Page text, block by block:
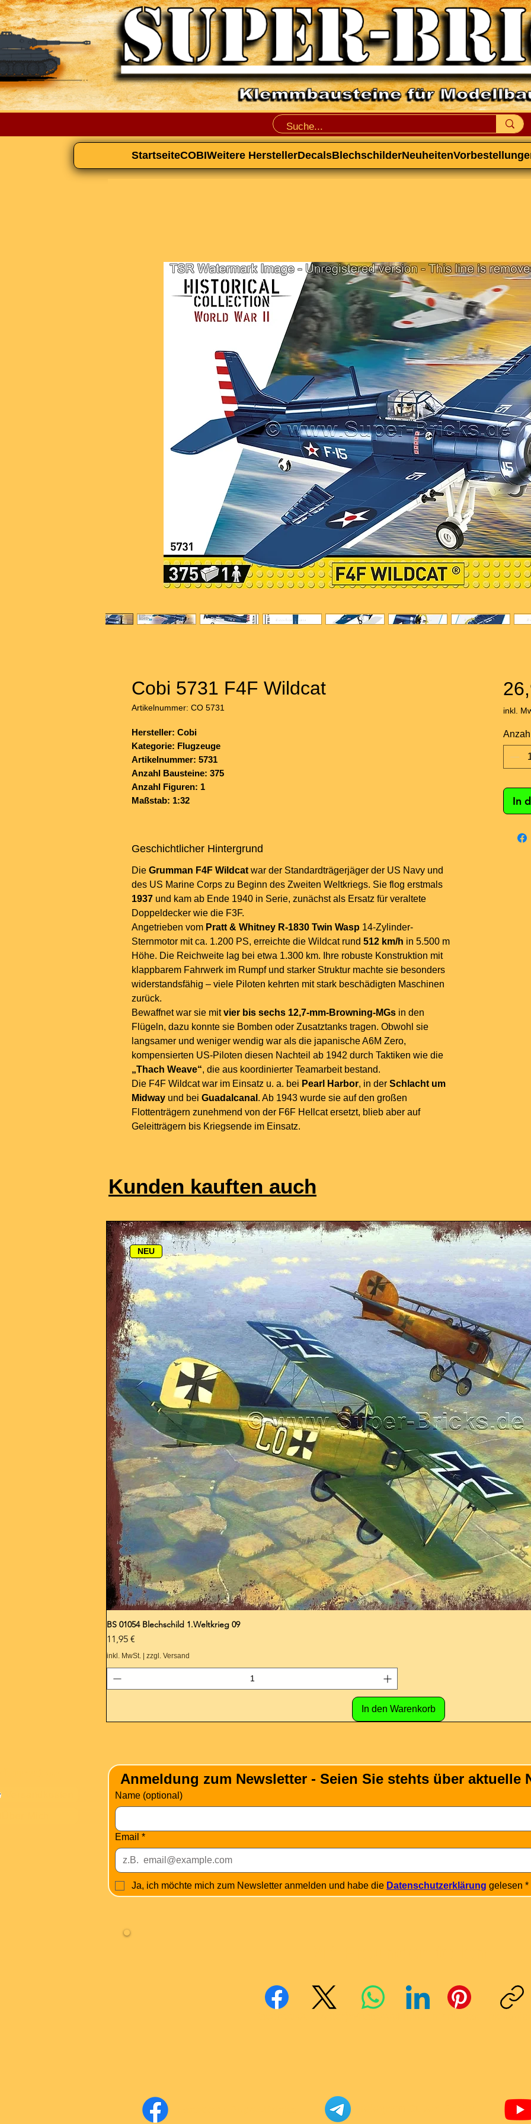
StartseiteCOBIWeitere HerstellerDecalsBlechschilderNeuheiten
Cobi 5731 F4F Wildcat
Artikelnummer: CO 5731
Hersteller: Cobi
Kategorie: Flugzeuge
Artikelnummer: 5731
Anzahl Bausteine: 375
Anzahl Figuren: 1
Maßstab: 1:32
Geschichtlicher Hintergrund
Die Grumman F4F Wildcat war der Standardträgerjäger der US Navy und
des US Marine Corps zu Beginn des Zweiten Weltkriegs. Sie flog erstmals
1937 und kam ab Ende 1940 in Serie, zunächst als Ersatz für veraltete
Doppeldecker wie die F3F.
Angetrieben vom Pratt & Whitney R-1830 Twin Wasp 14-Zylinder-
Sternmotor mit ca. 1.200 PS, erreichte die Wildcat rund 512 km/h in 5.500 m
Höhe. Die Reichweite lag bei etwa 1.300 km. Ihre robuste Konstruktion mit
klappbarem Fahrwerk im Rumpf und starker Struktur machte sie besonders
widerstandsfähig – viele Piloten kehrten mit stark beschädigten Maschinen
zurück.
Bewaffnet war sie mitvier bis sechs 12,7-mm-Browning-MGs in den
Flügeln, dazu konnte sie Bomben oder Zusatztanks tragen. Obwohl sie
langsamer und weniger wendig war als die japanische A6M Zero,
kompensierten US-Piloten diesen Nachteil ab 1942 durch Taktiken wie die
„Thach Weave“, die aus koordinierter Teamarbeit bestand.
Die F4F Wildcat war im Einsatz u. a. bei Pearl Harbor, in der Schlacht um
Midway und bei Guadalcanal . Ab 1943 wurde sie auf den großen
Flottenträgern zunehmend von der F6F Hellcat ersetzt, blieb aber auf
Geleitträgern bis Kriegsende im Einsatz.
inkl.
In
Kunden kauften auch
NEU
BS 01054 Blechschild 1.Weltkrieg 09
Preis
11,95 €
inkl. MwSt. zzgl. Versand
In den Warenkorb
Anmeldung zum Newsletter - Seien Sie stehts über aktuelle
Name (optional)
Email *
Ja, ich möchte mich zum Newsletter anmelden und habe die Datenschutzerklärung gelesen *